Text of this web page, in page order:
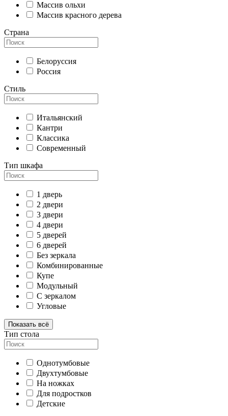
Массив ольхи
Массив красного дерева
Страна
Белоруссия
Россия
Стиль
Итальянский
Кантри
Классика
Современный
Тип шкафа
1 дверь
2 двери
3 двери
4 двери
5 дверей
6 дверей
Без зеркала
Комбинированные
Купе
Модульный
С зеркалом
Угловые
Показать всё
Тип стола
Однотумбовые
Двухтумбовые
На ножках
Для подростков
Детские